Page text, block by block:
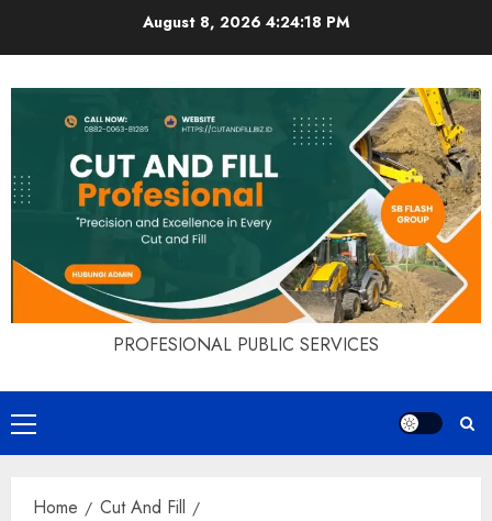
August 8, 2026 4:24:19 PM
PROFESIONAL PUBLIC SERVICES
Primary
Menu
Home
Cut And Fill